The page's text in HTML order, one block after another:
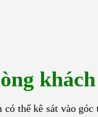
khách
có thể kê sát vào